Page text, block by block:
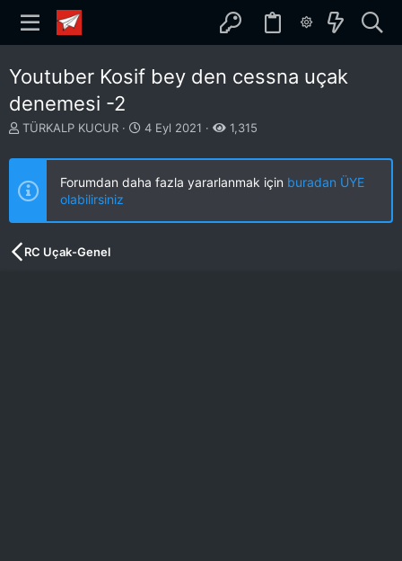
Youtuber Kosif bey den cessna uçak
denemesi -2
K
n
u
u
b
a
TÜRKALP KUCUR
B
ş
a
g
4 Eyl 2021 1,315
Forumdan daha fazla yararlanmak için buradan ÜYE
olabilirsiniz
RC Uçak-Genel